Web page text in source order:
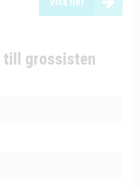
till grossisten